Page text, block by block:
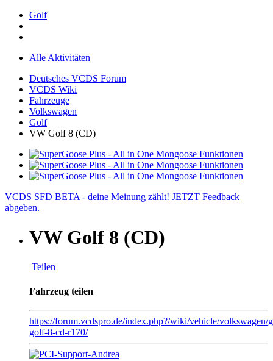
Golf
Alle Aktivitäten
Deutsches VCDS Forum
VCDS Wiki
Fahrzeuge
Volkswagen
Golf
VW Golf 8 (CD)
VCDS SFD BETA - deine Meinung zählt! JETZT Feedback
abgeben.
VW Golf 8 (CD)
Teilen
Fahrzeug teilen
https://forum.vcdspro.de/index.php?/wiki/vehicle/volkswagen/
golf-8-cd-r170/